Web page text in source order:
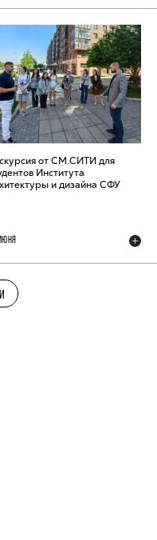
от СМ.СИТИ для
Института
и дизайна СФУ